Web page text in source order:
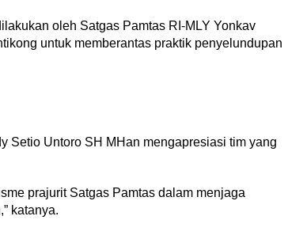
oleh Satgas Pamtas RI-MLY Yonkav
untuk memberantas praktik penyelundupan
Setio Untoro SH MHan mengapresiasi tim yang
prajurit Satgas Pamtas dalam menjaga
katanya.